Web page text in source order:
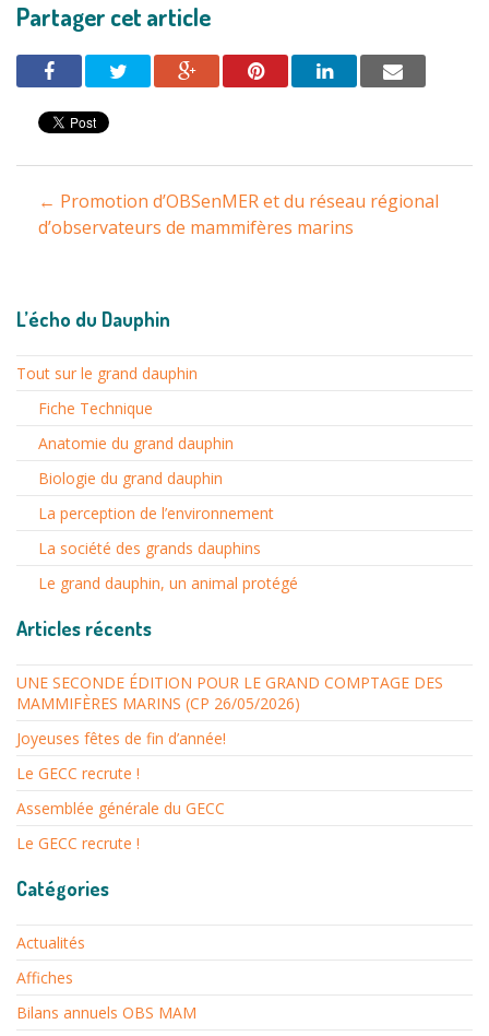
Partager cet article
Navigation
entre
articles
← Promotion d’OBSenMER et du réseau régional
d’observateurs de mammifères marins
L’écho du Dauphin
Tout sur le grand dauphin
Fiche Technique
Anatomie du grand dauphin
Biologie du grand dauphin
La perception de l’environnement
La société des grands dauphins
Le grand dauphin, un animal protégé
Articles récents
UNE SECONDE ÉDITION POUR LE GRAND COMPTAGE DES
MAMMIFÈRES MARINS (CP 26/05/2026)
Joyeuses fêtes de fin d’année!
Le GECC recrute !
Assemblée générale du GECC
Le GECC recrute !
Catégories
Actualités
Affiches
Bilans annuels OBS MAM